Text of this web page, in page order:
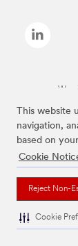
This website
navigation,
based on
Cookie
Reject Non-
Cookie